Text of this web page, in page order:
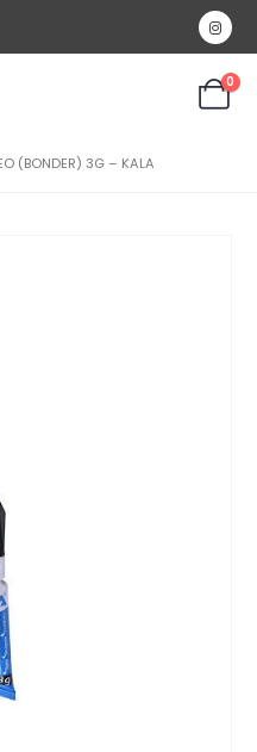
0
(BONDER) 3G – KALA